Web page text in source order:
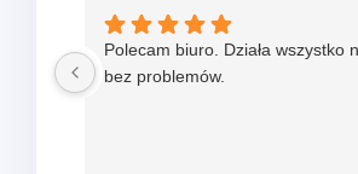
Polecam biuro. Działa wszystko
bez problemów.